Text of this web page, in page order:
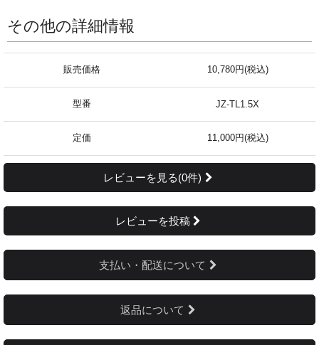
その他の詳細情報
販売価格 10,780円(税込)
型番 JZ-TL1.5X
定価 11,000円(税込)
レビューを見る(0件)
レビューを投稿
支払い・配送について
返品について